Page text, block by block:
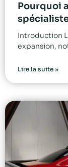
Pourquoi
Introduction
expansion,
Lire la suite »